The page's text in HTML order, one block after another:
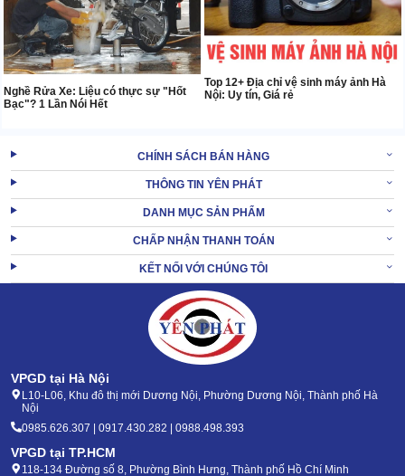
Nghề Rửa Xe: Liệu có thực sự "Hốt
Bạc"? 1 Lần Nói Hết
Top 12+ Địa chỉ vệ sinh máy ảnh Hà
Nội: Uy tín, Giá rẻ
CHÍNH SÁCH BÁN HÀNG
THÔNG TIN YÊN PHÁT
DANH MỤC SẢN PHẨM
CHẤP NHẬN THANH TOÁN
KẾT NỐI VỚI CHÚNG TÔI
VPGD tại Hà Nội
L10-L06, Khu đô thị mới Dương Nội, Phường Dương Nội, Thành phố Hà
Nội
0985.626.307 | 0917.430.282 | 0988.498.393
VPGD tại TP.HCM
118-134 Đường số 8, Phường Bình Hưng, Thành phố Hồ Chí Minh